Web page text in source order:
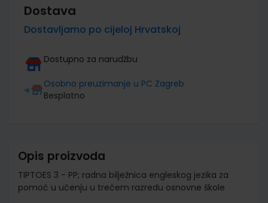
Dostava
Dostavljamo po cijeloj Hrvatskoj
Dostupno za narudžbu
Osobno preuzimanje u PC Zagreb
Besplatno
Opis proizvoda
TIPTOES 3 - PP; radna bilježnica engleskog jezika za
pomoć u učenju u trećem razredu osnovne škole